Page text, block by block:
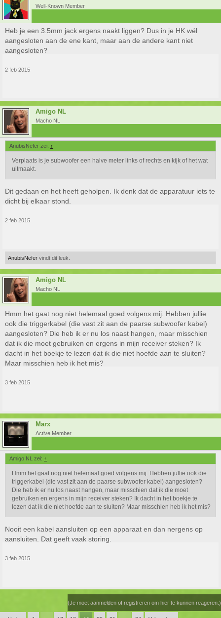
Well-Known Member
Heb je een 3.5mm jack ergens naakt liggen? Dus in je HK wél
aangesloten aan de ene kant, maar aan de andere kant niet
aangesloten?
2 feb 2015
Amigo NL
Macho NL
AnubisNefer zei: ↑
Verplaats is je subwoofer een halve meter links of rechts en kijk of het wat
uitmaakt.
Dit gedaan en het heeft geholpen. Ik denk dat de apparatuur iets te
dicht bij elkaar stond.
2 feb 2015
AnubisNefer vindt dit leuk.
Amigo NL
Macho NL
Hmm het gaat nog niet helemaal goed volgens mij. Hebben jullie
ook die triggerkabel (die vast zit aan de paarse subwoofer kabel)
aangesloten? Die heb ik er nu los naast hangen, maar misschien
dat ik die moet gebruiken en ergens in mijn receiver steken? Ik
dacht in het boekje te lezen dat ik die niet hoefde aan te sluiten?
Maar misschien heb ik het mis?
3 feb 2015
Marx
Active Member
Amigo NL zei: ↑
Hmm het gaat nog niet helemaal goed volgens mij. Hebben jullie ook die
triggerkabel (die vast zit aan de paarse subwoofer kabel) aangesloten?
Die heb ik er nu los naast hangen, maar misschien dat ik die moet
gebruiken en ergens in mijn receiver steken? Ik dacht in het boekje te
lezen dat ik die niet hoefde aan te sluiten? Maar misschien heb ik het mis?
Nooit een kabel aansluiten op een apparaat en dan nergens op
aansluiten. Dat geeft vaak storing.
3 feb 2015
(Je moet aanmelden of registreren om hier te kunnen reageren.)